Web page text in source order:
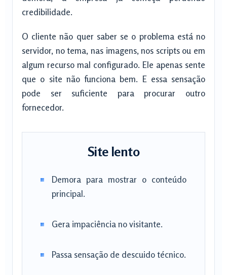
credibilidade.
O cliente não quer saber se o problema está no
servidor, no tema, nas imagens, nos scripts ou em
algum recurso mal configurado. Ele apenas sente
que o site não funciona bem. E essa sensação
pode ser suficiente para procurar outro
fornecedor.
Site lento
Demora para mostrar o conteúdo
principal.
Gera impaciência no visitante.
Passa sensação de descuido técnico.